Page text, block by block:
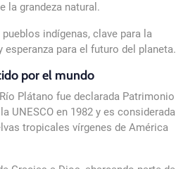
la grandeza natural.
indígenas, clave para la
para el futuro del planeta.
por el mundo
Plátano fue declarada Patrimonio
UNESCO en 1982 y es considerada
tropicales vírgenes de América